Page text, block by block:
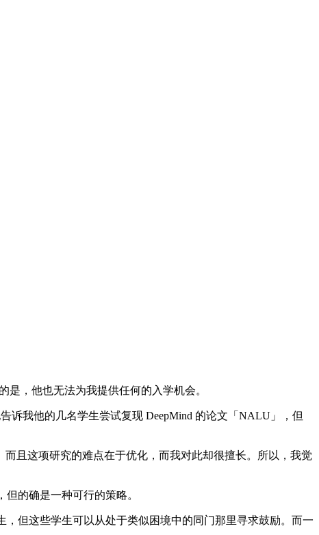
，他也无法为我提供任何的入学机会。
诉我他的几名学生尝试复现 DeepMind 的论文「NALU」，但
且这项研究的难点在于优化，而我对此却很擅长。所以，我觉
的确是一种可行的策略。
但这些学生可以从处于类似困境中的同门那里寻求鼓励。而一